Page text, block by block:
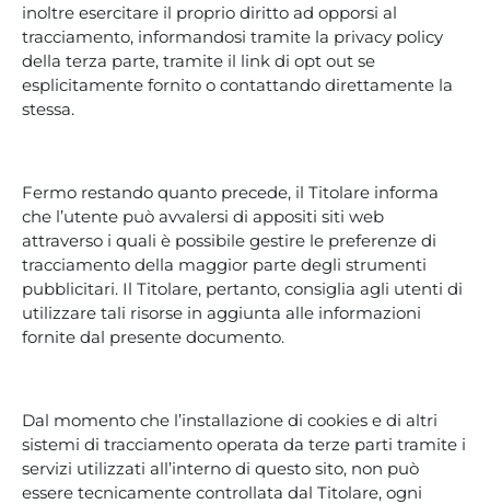
inoltre esercitare il proprio diritto ad opporsi al
tracciamento, informandosi tramite la privacy policy
della terza parte, tramite il link di opt out se
esplicitamente fornito o contattando direttamente la
stessa.
Fermo restando quanto precede, il Titolare informa
che l’utente può avvalersi di appositi siti web
attraverso i quali è possibile gestire le preferenze di
tracciamento della maggior parte degli strumenti
pubblicitari. Il Titolare, pertanto, consiglia agli utenti di
utilizzare tali risorse in aggiunta alle informazioni
fornite dal presente documento.
Dal momento che l’installazione di cookies e di altri
sistemi di tracciamento operata da terze parti tramite i
servizi utilizzati all’interno di questo sito, non può
essere tecnicamente controllata dal Titolare, ogni